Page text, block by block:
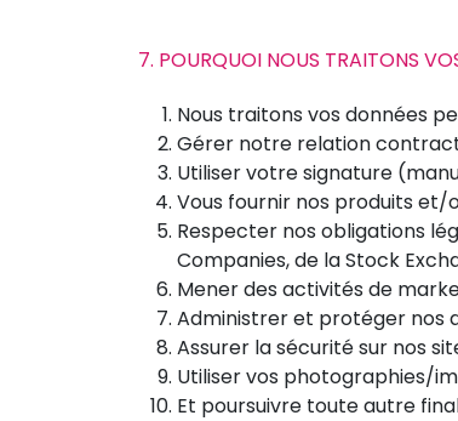
7. POURQUOI NOUS TRAITONS
Nous traitons vos données
Gérer notre relation
Utiliser votre signature
Vous fournir nos produits et/
Respecter nos obligations
Companies, de la Stock
Mener des activités de
Administrer et protéger nos
Assurer la sécurité sur nos
Utiliser vos photographies/
Et poursuivre toute autre